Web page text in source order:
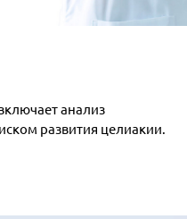
анализ
развития целиакии.